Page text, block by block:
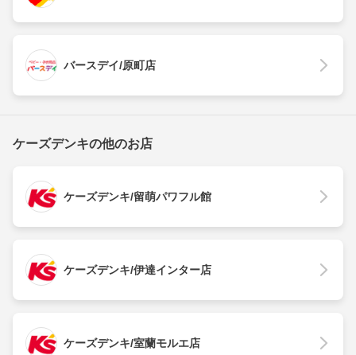
バースデイ/原町店
ケーズデンキの他のお店
ケーズデンキ/留萌パワフル館
ケーズデンキ/伊達インター店
ケーズデンキ/室蘭モルエ店